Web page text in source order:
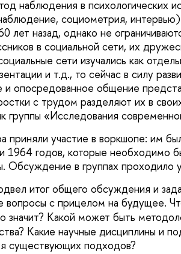
наблюдения в психологических
социометрия,
лет назад, однако не
в социальной сети, их
сети изучались как
и т.д., то сейчас в силу
и опосредованное общение
с трудом разделяют их в
группы «Исследования
приняли участие в воркшопе: им
годов, которые необходимо
Обсуждение в группах проходило
итог общего обсуждения и
вопросы с прицелом на будущее. Ч
значит? Какой может быть
Какие научные дисциплины и
существующих подходов?